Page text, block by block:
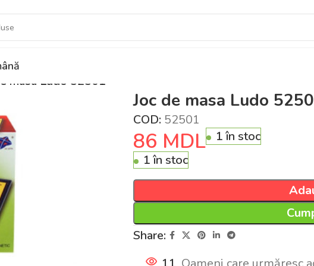
masa Ludo 52501
Joc de masa Ludo
COD: 52501
86 MDL
1 în stoc
1 în stoc
Share: